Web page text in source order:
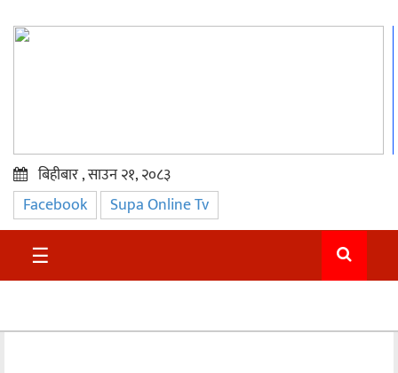
प्रमुख
समाचार
सुदुर
बिहीबार , साउन २१, २०८३
Facebook Supa Online Tv
☰